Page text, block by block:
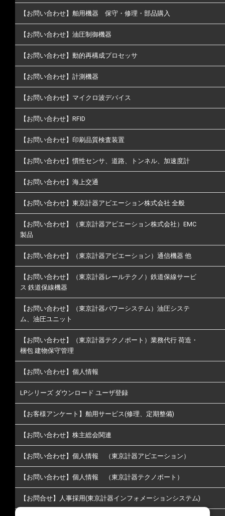
【お問い合わせ】舶用機器 保守・修理・部品購入
【お問い合わせ】油圧制御機器
【お問い合わせ】動的再構成プロセッサ
【お問い合わせ】計測機器
【お問い合わせ】マイクロ波デバイス
【お問い合わせ】RFID
【お問い合わせ】印刷品質検査装置
【お問い合わせ】慣性センサ、道路、トンネル、加速度計
【お問い合わせ】海上交通
【お問い合わせ】東京計器アビエーション株式会社 全般
【お問い合わせ】（東京計器アビエーション株式会社）EMC
製品
【お問い合わせ】（東京計器アビエーション）通信機器 他
【お問い合わせ】（東京計器レールテクノ）鉄道保線サービ
ス 鉄道保線機器
【お問い合わせ】（東京計器パワーシステム）油圧システ
ム、油圧ユニット
【お問い合わせ】（東京計器テクノポート）業務代行 荷造・
梱包 建物保守管理
【お問い合わせ】個人情報
LPシリーズ ダウンロード ユーザ登録
【お客様アンケート】舶用サービス(修理、定期整備)
【お問い合わせ】株主総会関連
【お問い合わせ】個人情報 （東京計器アビエーション）
【お問い合わせ】個人情報 （東京計器テクノポート）
【お問合せ】人事採用(東京計器インフォメーションシステム)